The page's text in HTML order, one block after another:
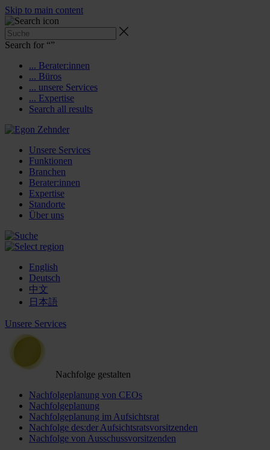
Skip to main content
Search for “”
... Berater:innen
... Büros
... unsere Services
... Expertise
Search all results
Unsere Services
Funktionen
Branchen
Berater:innen
Expertise
Standorte
Über uns
English
Deutsch
中文
日本語
Unsere Services
Nachfolge gestalten
Nachfolgeplanung von CEOs
Nachfolgeplanung
Nachfolgeplanung im Aufsichtsrat
Nachfolge des:der Aufsichtsratsvorsitzenden
Nachfolge von Ausschussvorsitzenden